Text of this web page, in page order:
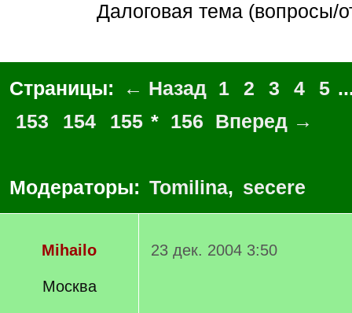
Далоговая тема (вопросы/
Страницы: ← Назад 1 2 3 4 5
153
154 155 * 156 Вперед →
Модераторы: Tomilina, secere
Mihailo
Москва
23 дек. 2004 3:50